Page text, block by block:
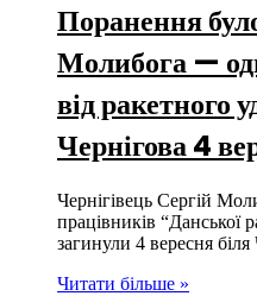
Поранення
Молибога —
від ракетного
Чернігова 4
Чернігівець Сергій
працівників “Данської
загинули 4 вересня
Читати більше »